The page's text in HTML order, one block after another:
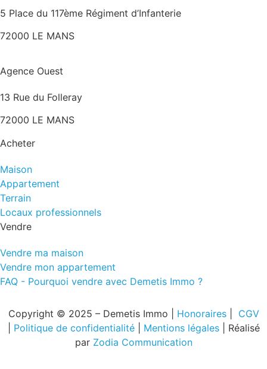
5 Place du 117ème Régiment d’Infanterie
72000 LE MANS
Agence Ouest
13 Rue du Folleray
72000 LE MANS
Acheter
Maison
Appartement
Terrain
Locaux professionnels
Vendre
Vendre ma maison
Vendre mon appartement
FAQ - Pourquoi vendre avec Demetis Immo ?
Copyright © 2025 – Demetis Immo Honoraires| CGV
Politique de confidentialité| Mentions légales| Réalisé
par Zodia Communication